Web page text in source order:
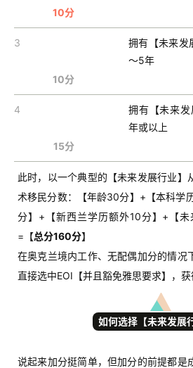
10分
3
拥有【未来发
～5年
10分
4
拥有【未来
年或以上
15分
此时，以一个典型的【未来发展行业】
术移民分数：【年龄30分】+【本科学
分】+【新西兰学历额外10分】+【未
=【总分160分】
在奥克兰境内工作、无配偶加分的情况
直接选中EOI【并且豁免雅思要求】，获
如何选择【未来发展
说起来加分挺简单，但加分的前提都是